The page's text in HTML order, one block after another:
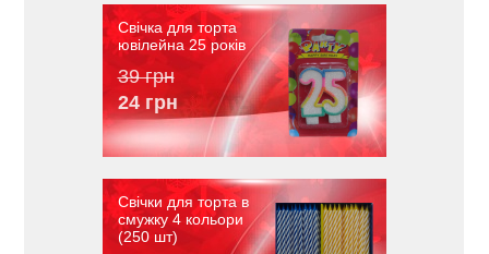
Свічка для торта
ювілейна 25 років
39 грн
24 грн
Свічки для торта в
смужку 4 кольори
(250 шт)